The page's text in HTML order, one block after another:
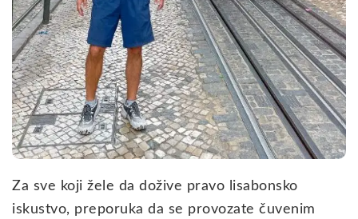
Za sve koji žele da dožive pravo lisabonsko
iskustvo, preporuka da se provozate čuvenim